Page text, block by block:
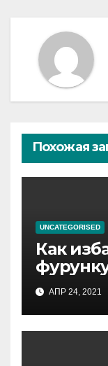
Похожая
UNCATEGORISED
Как
лечения
АПР 24, 2021